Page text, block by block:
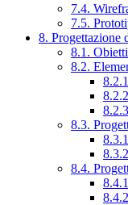
7.4.
7.5.
8. Progettazione
8.1.
8.2.
8.3.
8.4.